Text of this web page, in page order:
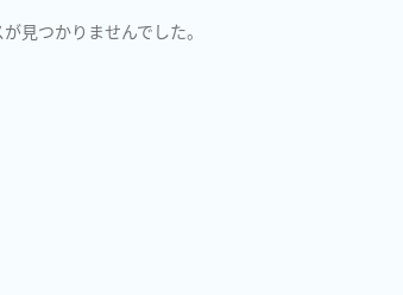
見つかりませんでした。